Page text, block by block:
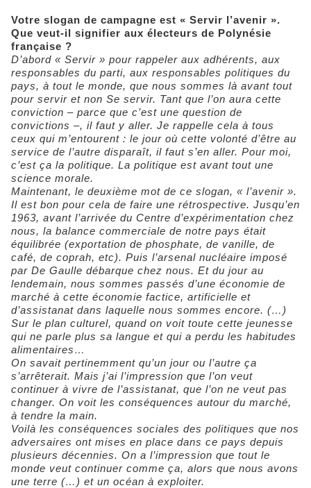
Votre slogan de campagne est « Servir l’avenir ».
Que veut-il signifier aux électeurs de Polynésie
française ?
D’abord « Servir » pour rappeler aux adhérents, aux
responsables du parti, aux responsables politiques du
pays, à tout le monde, que nous sommes là avant tout
pour servir et non Se servir. Tant que l’on aura cette
conviction – parce que c’est une question de
convictions –, il faut y aller. Je rappelle cela à tous
ceux qui m’entourent : le jour où cette volonté d’être au
service de l’autre disparaît, il faut s’en aller. Pour moi,
c’est ça la politique. La politique est avant tout une
science morale.
Maintenant, le deuxième mot de ce slogan, « l’avenir ».
Il est bon pour cela de faire une rétrospective. Jusqu’en
1963, avant l’arrivée du Centre d’expérimentation chez
nous, la balance commerciale de notre pays était
équilibrée (exportation de phosphate, de vanille, de
café, de coprah, etc). Puis l’arsenal nucléaire imposé
par De Gaulle débarque chez nous. Et du jour au
lendemain, nous sommes passés d’une économie de
marché à cette économie factice, artificielle et
d’assistanat dans laquelle nous sommes encore. (…)
Sur le plan culturel, quand on voit toute cette jeunesse
qui ne parle plus sa langue et qui a perdu les habitudes
alimentaires…
On savait pertinemment qu’un jour ou l’autre ça
s’arrêterait. Mais j’ai l’impression que l’on veut
continuer à vivre de l’assistanat, que l’on ne veut pas
changer. On voit les conséquences autour du marché,
à tendre la main.
Voilà les conséquences sociales des politiques que nos
adversaires ont mises en place dans ce pays depuis
plusieurs décennies. On a l’impression que tout le
monde veut continuer comme ça, alors que nous avons
une terre (…) et un océan à exploiter.